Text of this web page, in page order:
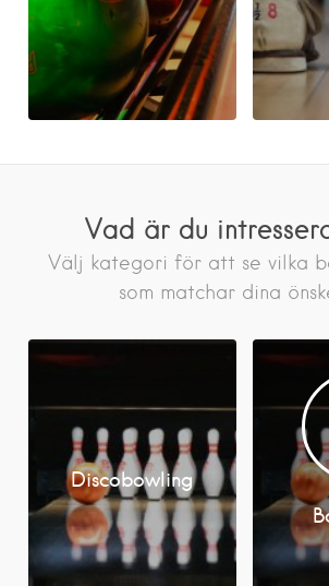
Vad är du
Välj kategori för att se vilka
som matchar dina
Discobowling